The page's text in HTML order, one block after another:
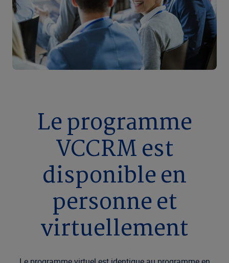
Le programme
VCCRM est
disponible en
personne et
virtuellement